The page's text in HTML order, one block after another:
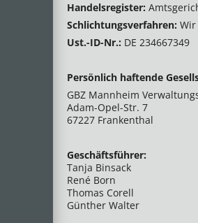
Handelsregister:
Schlichtungsverfahren:
Ust.-ID-Nr.: DE 234667349
Persönlich haftende
GBZ Mannheim
Adam-Opel-Str. 7
67227 Frankenthal
Geschäftsführer:
Tanja Binsack
René Born
Thomas Corell
Günther Walter